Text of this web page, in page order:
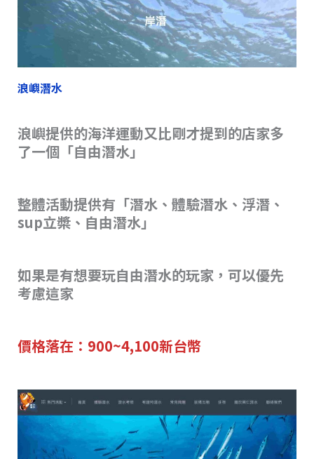
浪嶼潛水
浪嶼提供的海洋運動又比剛才提到的店家多
了一個「自由潛水」
整體活動提供有「潛水、體驗潛水、浮潛、
sup立槳、自由潛水」
如果是有想要玩自由潛水的玩家，可以優先
考慮這家
價格落在：900~4,100新台幣